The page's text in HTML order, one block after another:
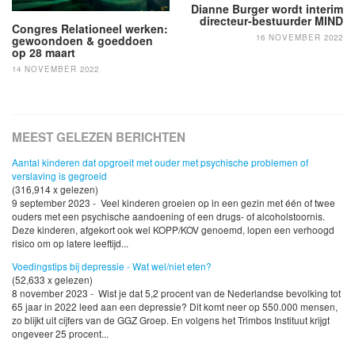
Dianne Burger wordt interim
directeur-bestuurder MIND
16 NOVEMBER 2022
Congres Relationeel werken:
gewoondoen & goeddoen
op 28 maart
14 NOVEMBER 2022
MEEST GELEZEN BERICHTEN
Aantal kinderen dat opgroeit met ouder met psychische problemen of
verslaving is gegroeid
(316,914 x gelezen)
9 september 2023 - Veel kinderen groeien op in een gezin met één of twee
ouders met een psychische aandoening of een drugs- of alcoholstoornis.
Deze kinderen, afgekort ook wel KOPP/KOV genoemd, lopen een verhoogd
risico om op latere leeftijd...
Voedingstips bij depressie - Wat wel/niet eten?
(52,633 x gelezen)
8 november 2023 - Wist je dat 5,2 procent van de Nederlandse bevolking tot
65 jaar in 2022 leed aan een depressie? Dit komt neer op 550.000 mensen,
zo blijkt uit cijfers van de GGZ Groep. En volgens het Trimbos Instituut krijgt
ongeveer 25 procent...